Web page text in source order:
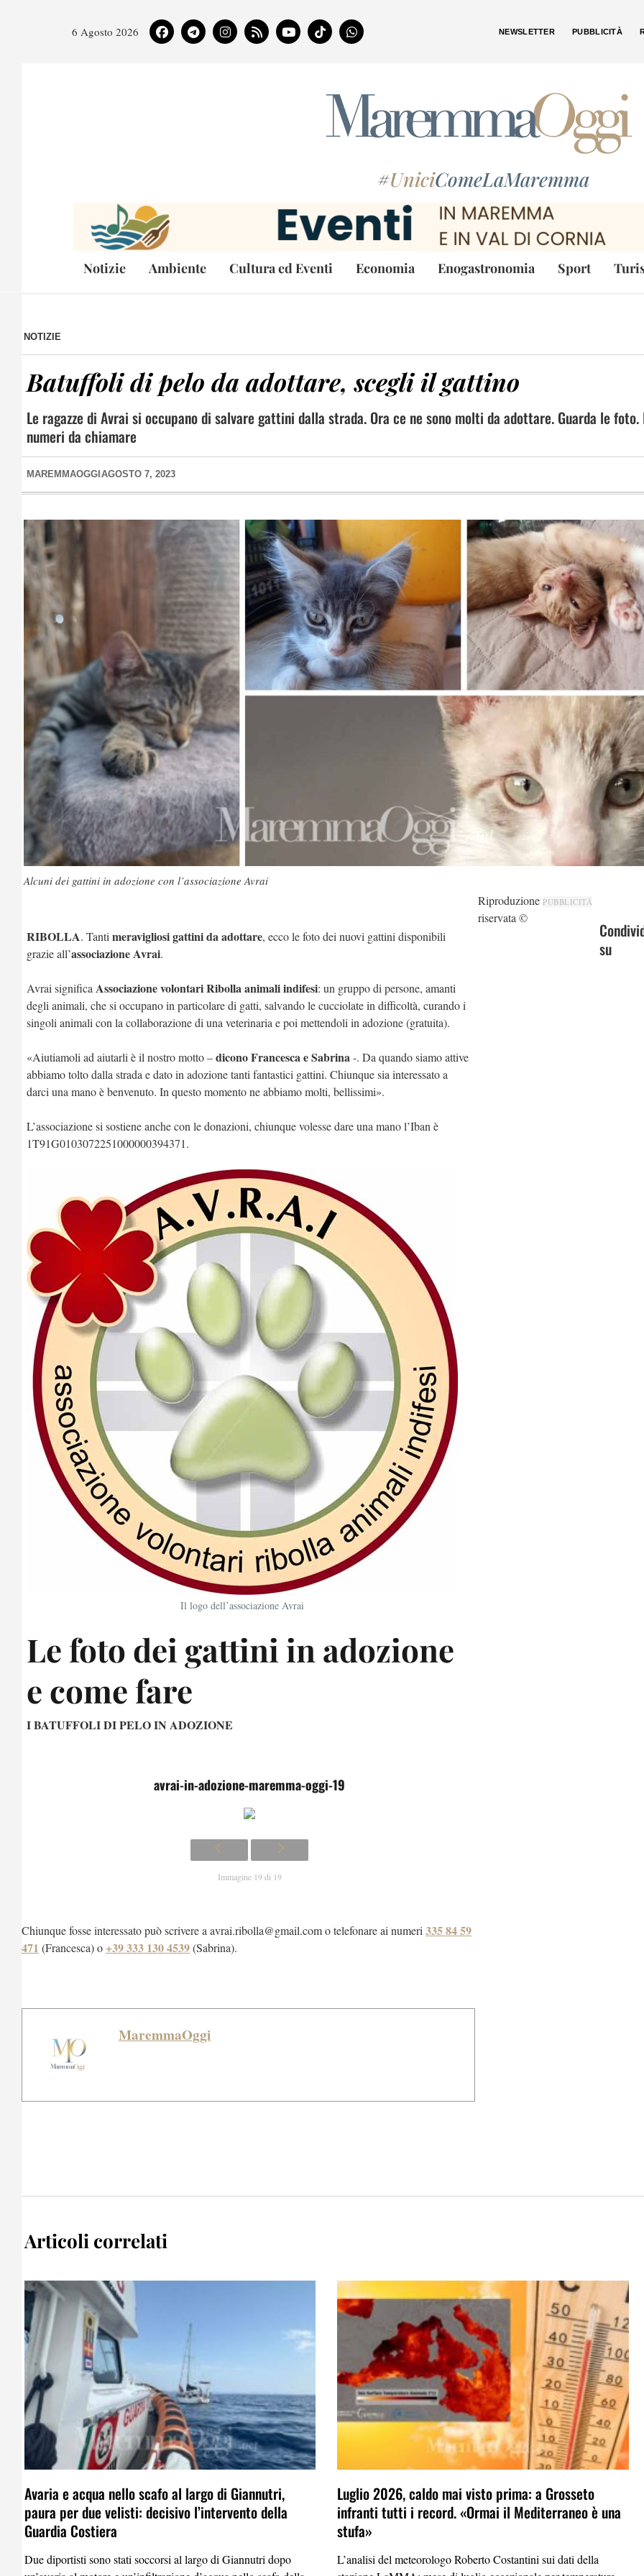
6 Agosto 2026 NEWSLETTER PUBBLICITÀ
#UniciComeLaMaremma
Notizie Ambiente Cultura ed Eventi Economia Enogastronomia Sport
NOTIZIE
Batuffoli di pelo da adottare, scegli il gattino
Le ragazze di Avrai si occupano di salvare gattini dalla strada. Ora ce ne sono molti da adottare. Guarda le foto.
numeri da chiamare
MAREMMAOGGI AGOSTO 7, 2023
Alcuni dei gattini in adozione con l’associazione Avrai
RIBOLLA. Tanti meravigliosi gattini da adottare, ecco le foto dei nuovi gattini disponibili
grazie all’associazione Avrai.
Avrai significa Associazione volontari Ribolla animali indifesi: un gruppo di persone, amanti
degli animali, che si occupano in particolare di gatti, salvando le cucciolate in difficoltà, curando i
singoli animali con la collaborazione di una veterinaria e poi mettendoli in adozione (gratuita).
«Aiutiamoli ad aiutarli è il nostro motto –dicono Francesca e Sabrina-. Da quando siamo attive
abbiamo tolto dalla strada e dato in adozione tanti fantastici gattini. Chiunque sia interessato a
darci una mano è benvenuto. In questo momento ne abbiamo molti, bellissimi».
L’associazione si sostiene anche con le donazioni, chiunque volesse dare una mano l’Iban è
1T91G0103072251000000394371.
Il logo dell’associazione Avrai
Le foto dei gattini in adozione
e come fare
I BATUFFOLI DI PELO IN ADOZIONE
avrai-in-adozione-maremma-oggi-19
Immagine 19 di 19
Chiunque fosse interessato può scrivere a avrai.ribolla@gmail.com o telefonare ai numeri 335 84 59
471 (Francesca) o+39 333 130 4539(Sabrina).
MaremmaOggi
Riproduzione
riservata ©
PUBBLICITÀ
su
Articoli correlati
Avaria e acqua nello scafo al largo di Giannutri,
paura per due velisti: decisivo l’intervento della
Guardia Costiera
Due diportisti sono stati soccorsi al largo di Giannutri dopo
Luglio 2026, caldo mai visto prima: a Grosseto
infranti tutti i record. «Ormai il Mediterraneo è una
stufa»
L’analisi del meteorologo Roberto Costantini sui dati della